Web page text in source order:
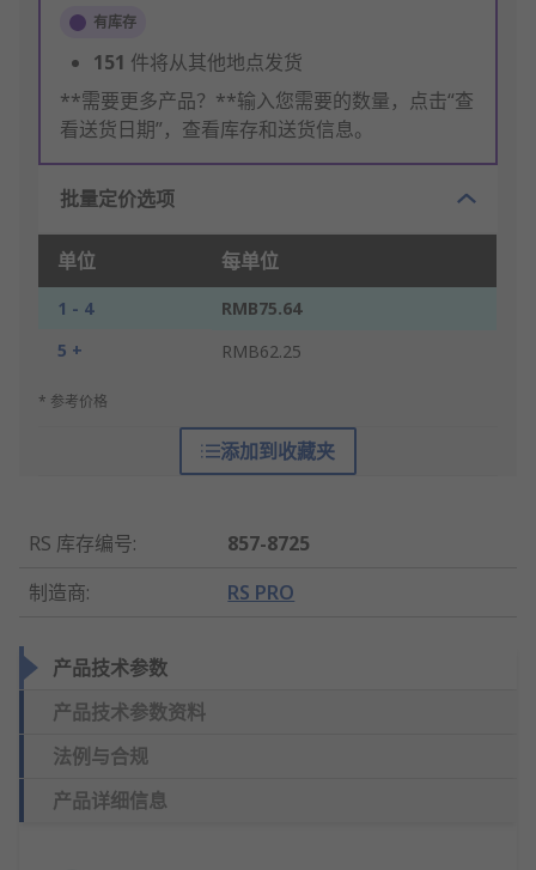
有库存
151 件将从其他地点发货
**需要更多产品？**输入您需要的数量，点击“查
看送货日期”，查看库存和送货信息。
批量定价选项
单位 每单位
1 - 4
RMB75.64
5 +
RMB62.25
* 参考价格
添加到收藏夹
RS 库存编号:
857-8725
制造商: RS PRO
产品技术参数
产品技术参数资料
法例与合规
产品详细信息